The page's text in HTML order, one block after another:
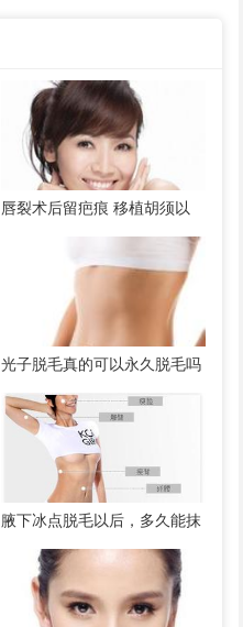
唇裂术后留疤痕 移植胡须以
光子脱毛真的可以永久脱毛吗
光子脱毛治疗后会出现什么样
的效果
腋下冰点脱毛以后，多久能抹
止汗露 冰点脱毛能否做到永
久脱毛